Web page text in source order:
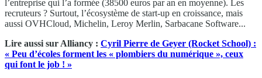
l’entreprise qui l’a formée (38500 euros par an en moyenne). Les
recruteurs ? Surtout, l’écosystème de start-up en croissance, mais
aussi OVHCloud, Michelin, Leroy Merlin, Sarbacane Software...
Lire aussi sur Alliancy : Cyril Pierre de Geyer (Rocket School) :
« Peu d’écoles forment les « plombiers du numérique », ceux
qui font le job ! »